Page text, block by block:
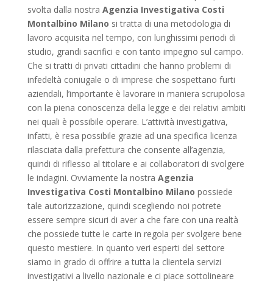
svolta dalla nostra Agenzia Investigativa Costi
Montalbino Milano si tratta di una metodologia di
lavoro acquisita nel tempo, con lunghissimi periodi di
studio, grandi sacrifici e con tanto impegno sul campo.
Che si tratti di privati cittadini che hanno problemi di
infedeltà coniugale o di imprese che sospettano furti
aziendali, l’importante è lavorare in maniera scrupolosa
con la piena conoscenza della legge e dei relativi ambiti
nei quali è possibile operare. L’attività investigativa,
infatti, è resa possibile grazie ad una specifica licenza
rilasciata dalla prefettura che consente all’agenzia,
quindi di riflesso al titolare e ai collaboratori di svolgere
le indagini. Ovviamente la nostra Agenzia
Investigativa Costi Montalbino Milano possiede
tale autorizzazione, quindi scegliendo noi potrete
essere sempre sicuri di aver a che fare con una realtà
che possiede tutte le carte in regola per svolgere bene
questo mestiere. In quanto veri esperti del settore
siamo in grado di offrire a tutta la clientela servizi
investigativi a livello nazionale e ci piace sottolineare